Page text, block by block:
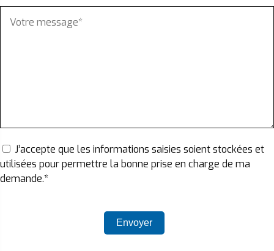
J’accepte que les informations saisies soient stockées et
utilisées pour permettre la bonne prise en charge de ma
demande.*